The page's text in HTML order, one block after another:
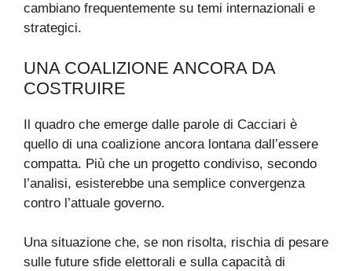
cambiano frequentemente su temi internazionali e
strategici.
UNA COALIZIONE ANCORA DA
COSTRUIRE
Il quadro che emerge dalle parole di Cacciari è
quello di una coalizione ancora lontana dall’essere
compatta. Più che un progetto condiviso, secondo
l’analisi, esisterebbe una semplice convergenza
contro l’attuale governo.
Una situazione che, se non risolta, rischia di pesare
sulle future sfide elettorali e sulla capacità di